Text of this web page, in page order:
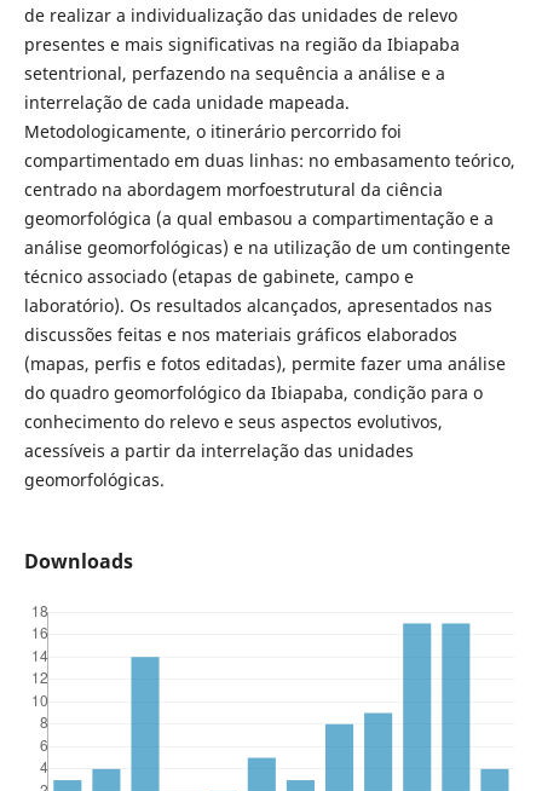
de realizar a individualização das unidades de relevo
presentes e mais significativas na região da Ibiapaba
setentrional, perfazendo na sequência a análise e a
interrelação de cada unidade mapeada.
Metodologicamente, o itinerário percorrido foi
compartimentado em duas linhas: no embasamento teórico,
centrado na abordagem morfoestrutural da ciência
geomorfológica (a qual embasou a compartimentação e a
análise geomorfológicas) e na utilização de um contingente
técnico associado (etapas de gabinete, campo e
laboratório). Os resultados alcançados, apresentados nas
discussões feitas e nos materiais gráficos elaborados
(mapas, perfis e fotos editadas), permite fazer uma análise
do quadro geomorfológico da Ibiapaba, condição para o
conhecimento do relevo e seus aspectos evolutivos,
acessíveis a partir da interrelação das unidades
geomorfológicas.
Downloads